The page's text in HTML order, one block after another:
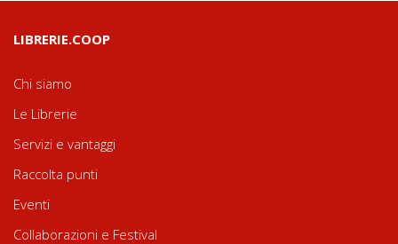
LIBRERIE.COOP
Chi siamo
Le Librerie
Servizi e vantaggi
Raccolta punti
Eventi
Collaborazioni e Festival